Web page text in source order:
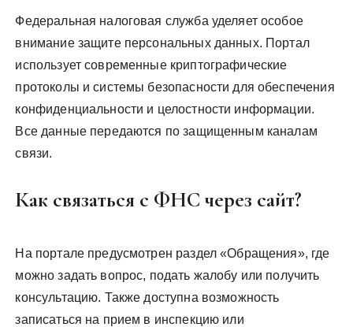
Федеральная налоговая служба уделяет особое
внимание защите персональных данных. Портал
использует современные криптографические
протоколы и системы безопасности для обеспечения
конфиденциальности и целостности информации.
Все данные передаются по защищенным каналам
связи.
Как связаться с ФНС через сайт?
На портале предусмотрен раздел «Обращения», где
можно задать вопрос, подать жалобу или получить
консультацию. Также доступна возможность
записаться на прием в инспекцию или